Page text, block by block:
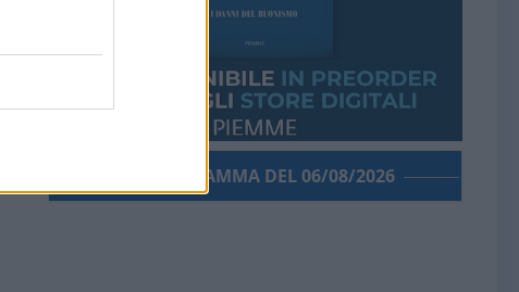
PORROGRAMMA DEL 06/08/2026